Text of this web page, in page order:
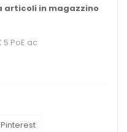
articoli in magazzino
5 PoE ac
Pinterest